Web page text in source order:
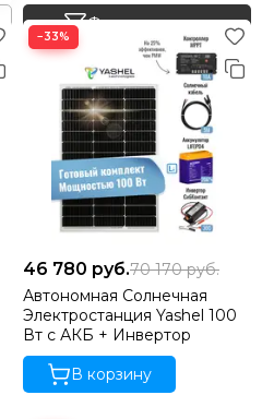
Фильтр товаров
−33%
46 780 руб.70 170руб.
Автономная Солнечная
Электростанция Yashel 100
Вт с АКБ + Инвертор
В корзину